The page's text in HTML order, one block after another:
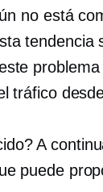
no está
tendencia
tráfico
A
puede